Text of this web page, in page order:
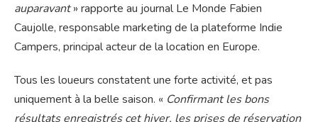
auparavant» rapporte au journal Le Monde Fabien
Caujolle, responsable marketing de la plateforme Indie
Campers, principal acteur de la location en Europe.
Tous les loueurs constatent une forte activité, et pas
uniquement à la belle saison. « Confirmant les bons
résultats enregistrés cet hiver, les prises de réservation